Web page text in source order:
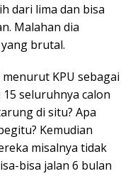
dari lima dan bisa
Malahan dia
brutal.
KPU sebagai
seluruhnya calon
di situ? Apa
Kemudian
misalnya tidak
bisa jalan 6 bulan